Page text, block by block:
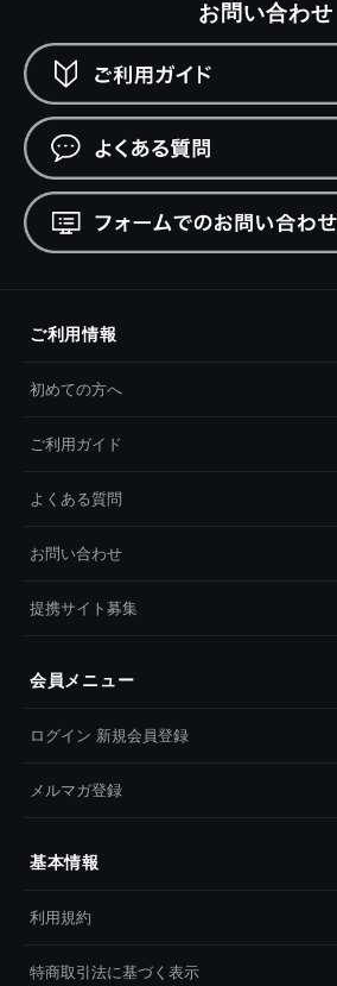
お問い合わせ
ご利用情報
初めての方へ
ご利用ガイド
よくある質問
お問い合わせ
提携サイト募集
会員メニュー
ログイン 新規会員登録
メルマガ登録
基本情報
利用規約
特商取引法に基づく表示